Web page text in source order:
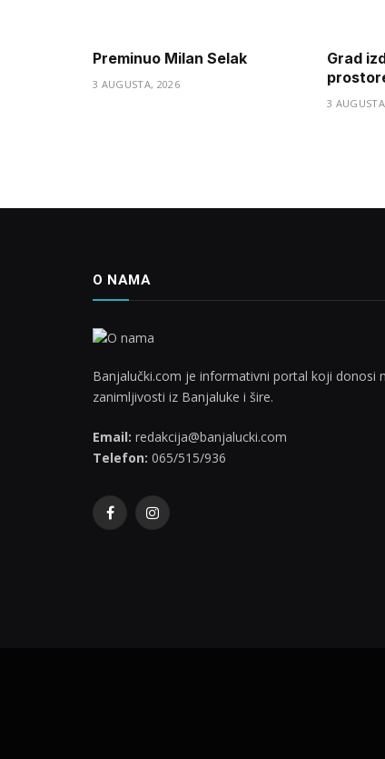
Preminuo Milan Selak
3 AUGUSTA, 2026
Grad
3
O NAMA
Banjalučki.com je informativni portal koji donosi
zanimljivosti iz Banjaluke i šire.
Email: redakcija@banjalucki.com
Telefon: 065/515/936
FacebookInstagram